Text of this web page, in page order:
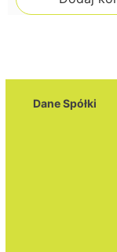
Dane Spółki